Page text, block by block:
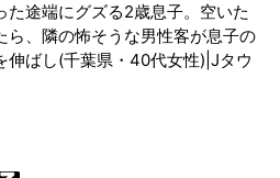
た途端にグズる2歳息子。空いた
ら、隣の怖そうな男性客が息子の
伸ばし(千葉県・40代女性)|Jタウ